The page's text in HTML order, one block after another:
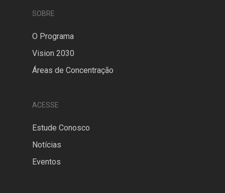
SOBRE
O Programa
Vision 2030
Áreas de Concentração
ACESSE
Estude Conosco
Notícias
Eventos